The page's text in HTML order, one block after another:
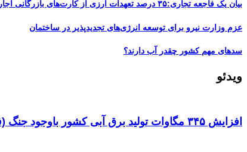
بیان یک فاجعه تجاری:۳۵ درصد تعهدات ارزی از کارت‌های بازرگانی اجاره‌ای است
عزم وزارت نیرو برای توسعه انرژی‌های تجدیدپذیر در ساختمان
سدهای مهم کشور چقدر آب دارند؟
ویدئو
افزایش ۳۴۵ مگاوات تولید برق آبی کشور باوجود جنگ (فیلم)